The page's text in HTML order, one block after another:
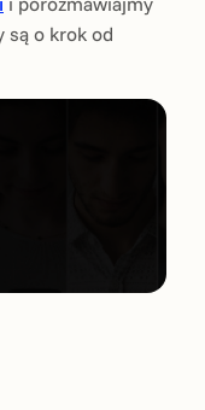
są o krok od